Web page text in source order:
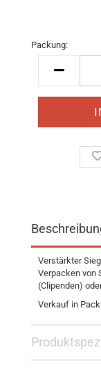
Packung:
Verstärkter
Verpacken von
(Clipenden)
Verkauf in